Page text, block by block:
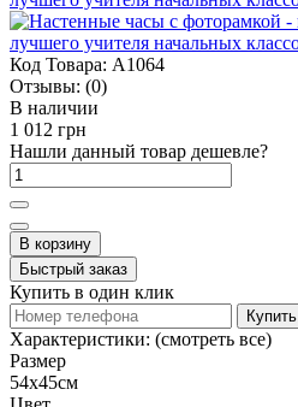
Код Товара: A1064
Отзывы: (0)
В наличии
1 012 грн
Нашли данный товар дешевле?
В корзину
Быстрый заказ
Купить в один клик
Купить
Характеристики: (смотреть все)
Размер
54х45см